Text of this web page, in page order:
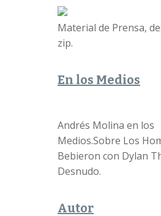
Material de Prensa,
zip.
En los Medios
Andrés Molina en los
Medios.Sobre Los
Bebieron con Dylan
Desnudo.
Autor